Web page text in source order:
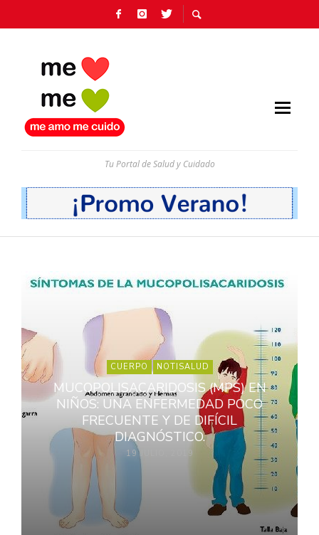
Tu Portal de Salud y Cuidado
CUERPO NOTISALUD
MUCOPOLISACARIDOSIS (MPS) EN
NIÑOS: UNA ENFERMEDAD POCO
FRECUENTE Y DE DIFÍCIL
DIAGNÓSTICO.
19 JULIO, 2019